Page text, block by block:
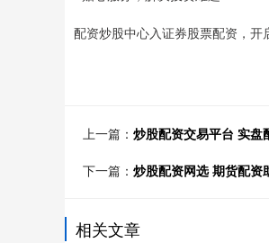
配资炒股中心入证券股票配资，开
上一篇： 炒股配资交易平台 实盘
下一篇： 炒股配资网选 期货配资
相关文章